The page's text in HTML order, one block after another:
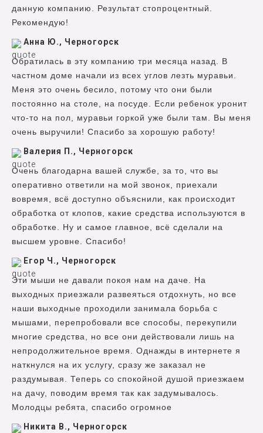
данную компанию. Результат стопроцентный.
Рекомендую!
Анна Ю., Черногорск
Обратилась в эту компанию три месяца назад. В
частном доме начали из всех углов лезть муравьи.
Меня это очень бесило, потому что они были
постоянно на столе, на посуде. Если ребенок уронит
что-то на пол, муравьи горкой уже были там. Вы меня
очень выручили! Спасибо за хорошую работу!
Валерия П., Черногорск
Очень благодарна вашей службе, за то, что вы
оперативно ответили на мой звонок, приехали
вовремя, всё доступно объяснили, как происходит
обработка от клопов, какие средства используются в
обработке. Ну и самое главное, всё сделали на
высшем уровне. Спасибо!
Егор Ч., Черногорск
Эти мыши не давали покоя нам на даче. На
выходных приезжали развеяться отдохнуть, но все
наши выходные проходили занимала борьба с
мышами, перепробовали все способы, перекупили
многие средства, но все они действовали лишь на
непродолжительное время. Однажды в интернете я
наткнулся на их услугу, сразу же заказал не
раздумывая. Теперь со спокойной душой приезжаем
на дачу, поводим время так как задумывалось.
Молодцы ребята, спасибо огромное
Никита В., Черногорск